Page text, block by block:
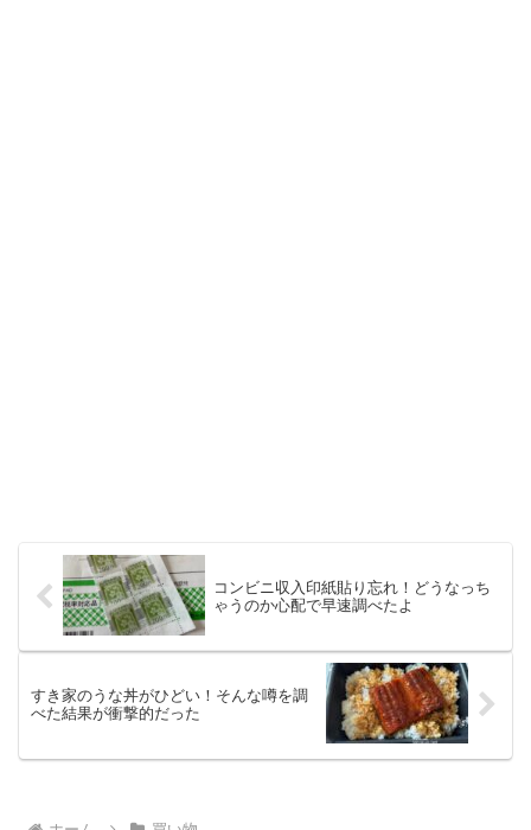
コンビニ収入印紙貼り忘れ！どうなっち
ゃうのか心配で早速調べたよ
すき家のうな丼がひどい！そんな噂を調
べた結果が衝撃的だった